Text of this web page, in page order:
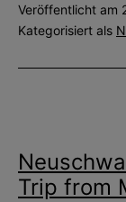
to
Avoid
at
Veröffentlicht am
Kategorisiert als
Trip from